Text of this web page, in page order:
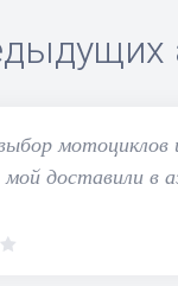
мотоциклов
мой доставили в